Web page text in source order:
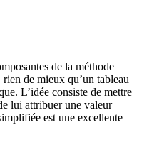
de la méthode
de mieux qu’un tableau
L’idée consiste de mettre
lui attribuer une valeur
est une excellente